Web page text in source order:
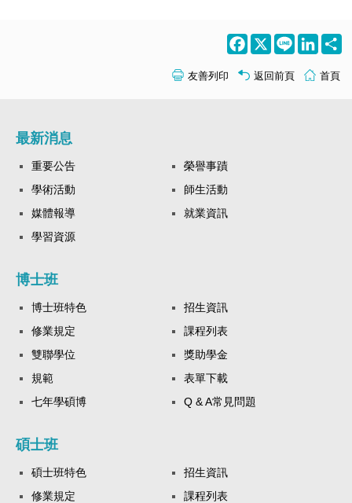
Facebook
X Line
友善列印 返回前頁 首頁
最新消息
重要公告
榮譽事蹟
學術活動
師生活動
媒體報導
就業資訊
學習資源
博士班
博士班特色
招生資訊
修業規定
課程列表
雙聯學位
獎助學金
規範
表單下載
七年學碩博
Q & A常見問題
碩士班
碩士班特色
招生資訊
修業規定
課程列表